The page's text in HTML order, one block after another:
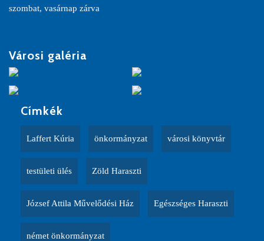
szombat, vasárnap zárva
Városi galéria
Címkék
Laffert Kúria önkormányzat városi könyvtár
testületi ülés Zöld Haraszti
József Attila Művelődési Ház Egészséges Haraszti
német önkormányzat